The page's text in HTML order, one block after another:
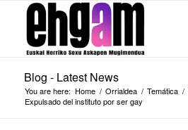
Blog - Latest News
You are here: Home / Orrialdea / Temática /
Expulsado del instituto por ser gay